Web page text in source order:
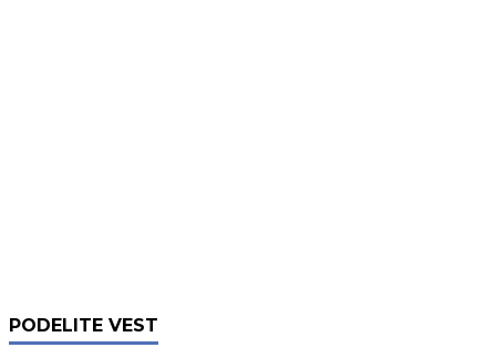
PODELITE VEST